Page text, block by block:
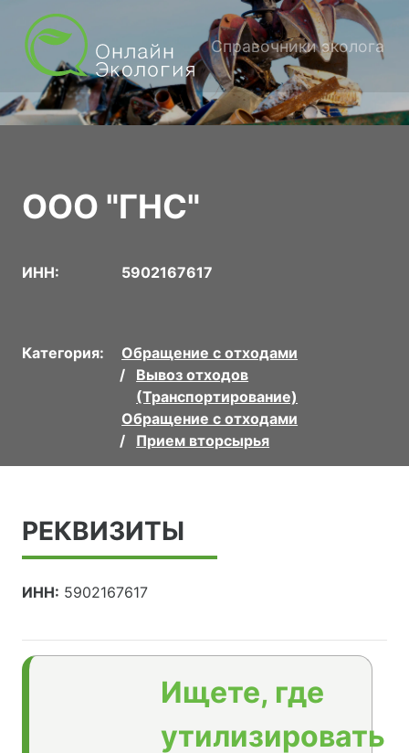
Справочники эколога
ООО "ГНС"
ИНН: 5902167617
Категория:
Обращение с отходами
Вывоз отходов
(Транспортирование)
Обращение с отходами
Прием вторсырья
РЕКВИЗИТЫ
ИНН: 5902167617
Ищете, где
утилизировать